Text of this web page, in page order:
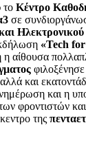
το Κέντρο
σε
«Tech for
η αίθουσα
φιλοξένησε
και
και η
φροντιστών
της